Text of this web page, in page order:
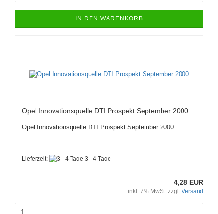
IN DEN WARENKORB
Opel Innovationsquelle DTI Prospekt September 2000
Opel Innovationsquelle DTI Prospekt September 2000
Lieferzeit: 3 - 4 Tage
4,28 EUR
inkl. 7% MwSt. zzgl. Versand